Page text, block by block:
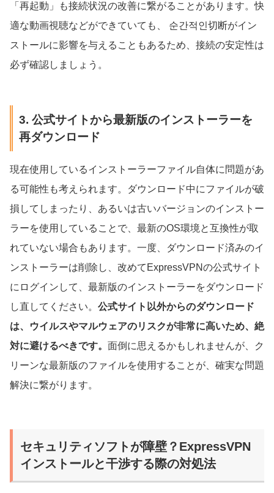
「再起動」も接続状況の改善に繋がることがあります。快
適な動画視聴などができていても、 순간적인切断がイン
ストールに影響を与えることもあるため、接続の安定性は
必ず確認しましょう。
3. 公式サイトから最新版のインストーラーを
再ダウンロード
現在使用しているインストーラーファイル自体に問題があ
る可能性も考えられます。ダウンロード中にファイルが破
損してしまったり、あるいは古いバージョンのインストー
ラーを使用していることで、最新のOS環境と互換性が取
れていない場合もあります。一度、ダウンロード済みのイ
ンストーラーは削除し、改めてExpressVPNの公式サイト
にログインして、最新版のインストーラーをダウンロード
し直してください。 公式サイト以外からのダウンロード
は、ウイルスやマルウェアのリスクが非常に高いため、絶
対に避けるべきです。 面倒に思えるかもしれませんが、ク
リーンな最新版のファイルを使用することが、確実な問題
解決に繋がります。
セキュリティソフトが障壁？ExpressVPN
インストールと干渉する際の対処法